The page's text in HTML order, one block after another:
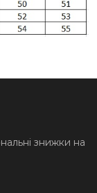
знижки на